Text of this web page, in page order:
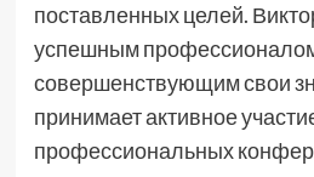
поставленных целей.
успешным
совершенствующим свои
принимает активное
профессиональных